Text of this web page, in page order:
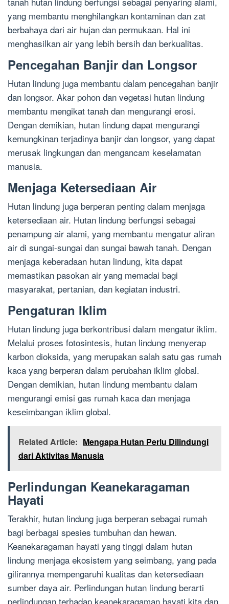
yang membantu menghilangkan kontaminan dan zat
berbahaya dari air hujan dan permukaan. Hal ini
menghasilkan air yang lebih bersih dan berkualitas.
Pencegahan Banjir dan Longsor
Hutan lindung juga membantu dalam pencegahan banjir
dan longsor. Akar pohon dan vegetasi hutan lindung
membantu mengikat tanah dan mengurangi erosi.
Dengan demikian, hutan lindung dapat mengurangi
kemungkinan terjadinya banjir dan longsor, yang dapat
merusak lingkungan dan mengancam keselamatan
manusia.
Menjaga Ketersediaan Air
Hutan lindung juga berperan penting dalam menjaga
ketersediaan air. Hutan lindung berfungsi sebagai
penampung air alami, yang membantu mengatur aliran
air di sungai-sungai dan sungai bawah tanah. Dengan
menjaga keberadaan hutan lindung, kita dapat
memastikan pasokan air yang memadai bagi
masyarakat, pertanian, dan kegiatan industri.
Pengaturan Iklim
Hutan lindung juga berkontribusi dalam mengatur iklim.
Melalui proses fotosintesis, hutan lindung menyerap
karbon dioksida, yang merupakan salah satu gas rumah
kaca yang berperan dalam perubahan iklim global.
Dengan demikian, hutan lindung membantu dalam
mengurangi emisi gas rumah kaca dan menjaga
keseimbangan iklim global.
Related Article: Mengapa Hutan Perlu Dilindungi
dari Aktivitas Manusia
Perlindungan Keanekaragaman
Hayati
Terakhir, hutan lindung juga berperan sebagai rumah
bagi berbagai spesies tumbuhan dan hewan.
Keanekaragaman hayati yang tinggi dalam hutan
lindung menjaga ekosistem yang seimbang, yang pada
gilirannya mempengaruhi kualitas dan ketersediaan
sumber daya air. Perlindungan hutan lindung berarti
perlindungan terhadap keanekaragaman hayati kita dan